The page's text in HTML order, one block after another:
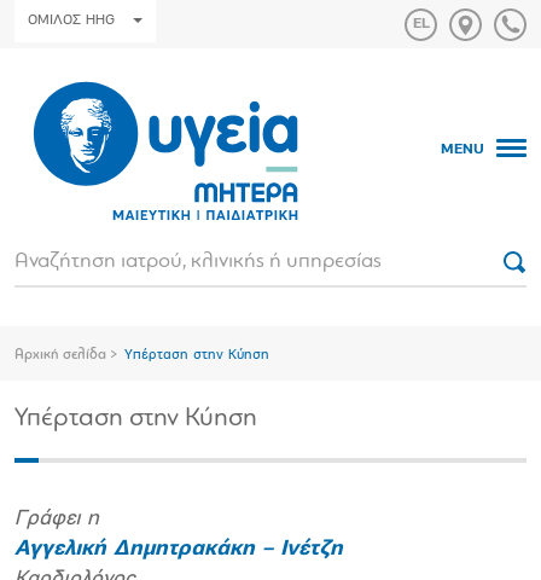
ΟΜΙΛΟΣ HHG
MENU
Αρχική σελίδα Υπέρταση στην Κύηση
Υπέρταση στην Κύηση
Γράφει η
Αγγελική Δημητρακάκη – Ινέτζη